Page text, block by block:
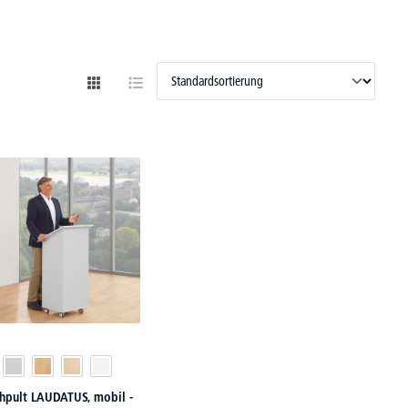
LAUDATUS, mobil -